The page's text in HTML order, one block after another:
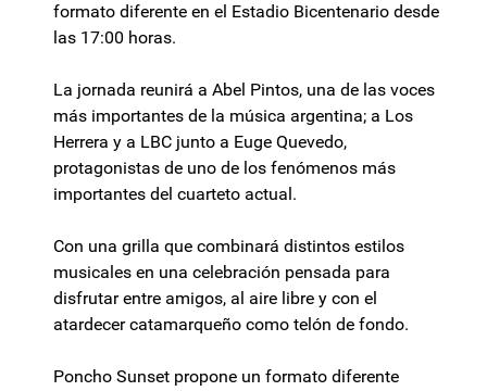
formato diferente en el Estadio Bicentenario desde
las 17:00 horas.
La jornada reunirá a Abel Pintos, una de las voces
más importantes de la música argentina; a Los
Herrera y a LBC junto a Euge Quevedo,
protagonistas de uno de los fenómenos más
importantes del cuarteto actual.
Con una grilla que combinará distintos estilos
musicales en una celebración pensada para
disfrutar entre amigos, al aire libre y con el
atardecer catamarqueño como telón de fondo.
Poncho Sunset propone un formato diferente